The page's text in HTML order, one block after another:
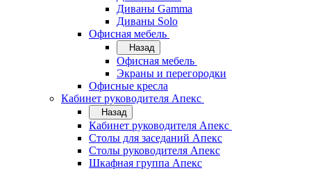
Диваны Gamma
Диваны Solo
Офисная мебель
Назад
Офисная мебель
Экраны и перегородки
Офисные кресла
Кабинет руководителя Апекс
Назад
Кабинет руководителя Апекс
Столы для заседаний Апекс
Столы руководителя Апекс
Шкафная группа Апекс